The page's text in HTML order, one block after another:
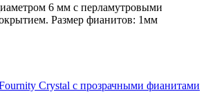
6 мм с перламутровыми
Размер фианитов: 1мм